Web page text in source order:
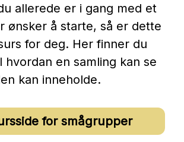
allerede er i gang med et
ønsker å starte, så er dette
for deg. Her finner du
hvordan en samling kan se
kan inneholde.
for smågrupper